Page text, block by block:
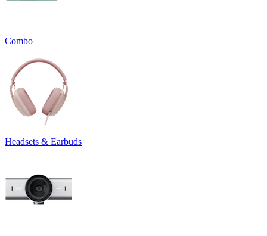
Combo
Headsets & Earbuds